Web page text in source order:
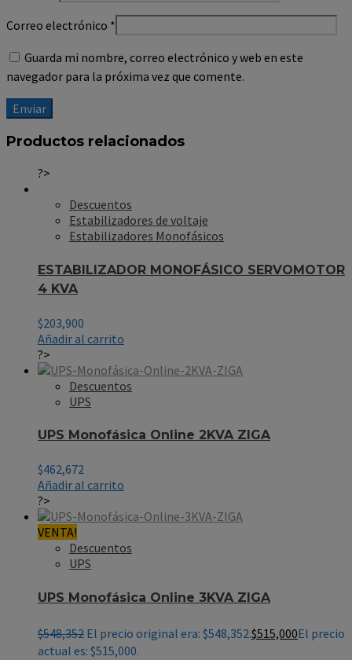
Correo electrónico *
Guarda mi nombre, correo electrónico y web en este
navegador para la próxima vez que comente.
Productos relacionados
?>
Descuentos
Estabilizadores de voltaje
Estabilizadores Monofásicos
ESTABILIZADOR MONOFÁSICO SERVOMOTOR
4 KVA
$203,900
Añadir al carrito
?>
Descuentos
UPS
UPS Monofásica Online 2KVA ZIGA
$462,672
Añadir al carrito
?>
VENTA!
Descuentos
UPS
UPS Monofásica Online 3KVA ZIGA
$548,352 El precio original era: $548,352.$515,000El precio
actual es: $515,000.